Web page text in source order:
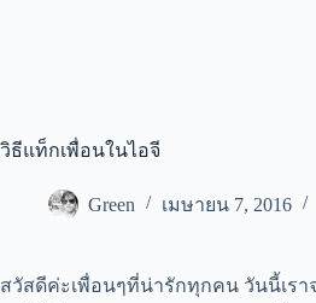
วิธีแท็กเพื่อนในไอจี
Green เมษายน 7, 2016
สวัสดีค่ะเพื่อนๆที่น่ารักทุกคน วันนี้เรา